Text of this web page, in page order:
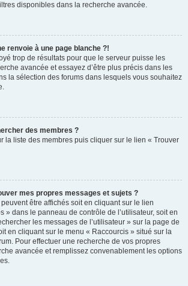
disponibles dans la recherche avancée.
renvoie à une page blanche ?!
trop de résultats pour que le serveur puisse les
avancée et essayez d’être plus précis dans les
la sélection des forums dans lesquels vous souhaitez
des membres ?
la liste des membres puis cliquer sur le lien « Trouver
mes propres messages et sujets ?
être affichés soit en cliquant sur le lien
» dans le panneau de contrôle de l’utilisateur, soit en
les messages de l’utilisateur » sur la page de
en cliquant sur le menu « Raccourcis » situé sur la
Pour effectuer une recherche de vos propres
avancée et remplissez convenablement les options